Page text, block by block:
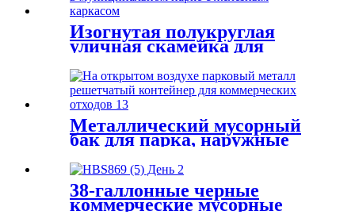
Изогнутая полукруглая
уличная скамейка для
Металлический мусорный
бак для парка, наружные
коммерческой стали
38-галлонные черные
коммерческие мусорные